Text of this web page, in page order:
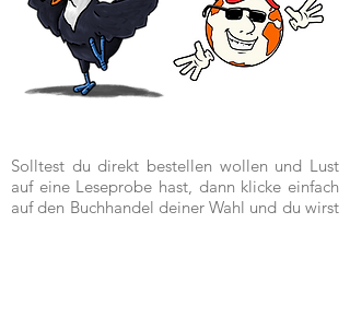
Solltest du direkt bestellen wollen und Lust
auf eine Leseprobe hast, dann klicke einfach
auf den Buchhandel deiner Wahl und du wirst